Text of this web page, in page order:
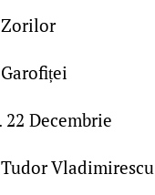
Zorilor
22 Decembrie
Tudor Vladimirescu